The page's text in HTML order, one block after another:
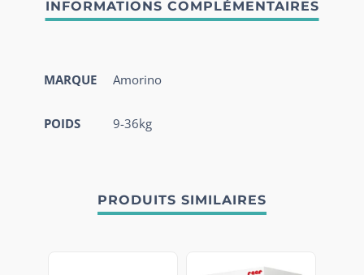
MARQUE Amorino
POIDS 9-36kg
PRODUITS SIMILAIRES